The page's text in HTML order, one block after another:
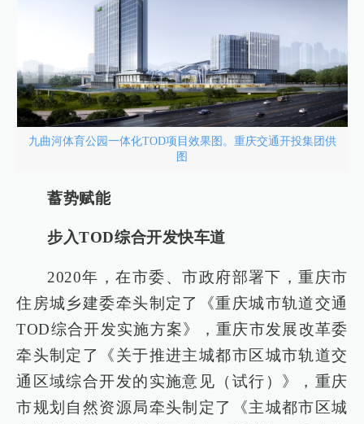
九曲河体育公园一体化TOD项目效果图。重庆交通开投集团供
图
蓄势赋能
步入TOD综合开发快车道
2020年，在市委、市政府部署下，重庆市
住房城乡建委牵头制定了《重庆城市轨道交通
TOD综合开发实施方案》，重庆市发展改革委
牵头制定了《关于推进主城都市区城市轨道交
通区域综合开发的实施意见（试行）》，重庆
市规划自然资源局牵头制定了《主城都市区城